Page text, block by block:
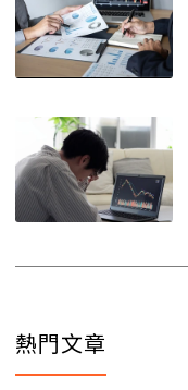
熱門文章